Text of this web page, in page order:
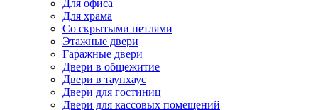
Для офиса
Для храма
Со скрытыми петлями
Этажные двери
Гаражные двери
Двери в общежитие
Двери в таунхаус
Двери для гостиниц
Двери для кассовых помещений